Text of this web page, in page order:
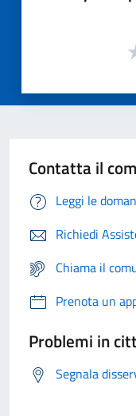
Contatta il
Leggi le
Richiedi
Chiama il
Prenota un
Problemi in
Segnala